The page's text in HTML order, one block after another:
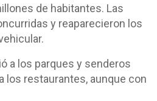
de habitantes. Las
y reaparecieron los
a los parques y senderos
los restaurantes, aunque con